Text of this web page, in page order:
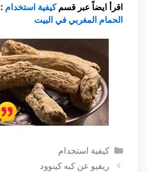
اقرأ ايضاً عبر قسمكيفية استخدام
الحمام المغربي في البيت
التصنيفات
كيفية استخدام
ريفيو عن كبه كينوود